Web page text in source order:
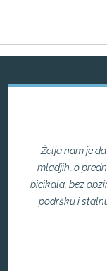
Želja nam je
mladjih, o
bicikala, bez
podršku i